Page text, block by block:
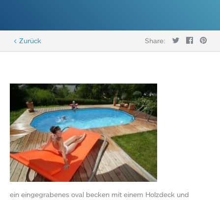
< Zurück Share:
ein eingegrabenes oval becken mit einem Holzdeck und